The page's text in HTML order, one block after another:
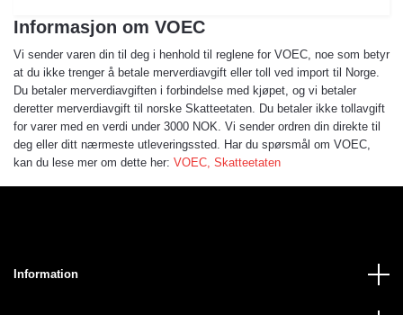
Informasjon om VOEC
Vi sender varen din til deg i henhold til reglene for VOEC, noe som betyr
at du ikke trenger å betale merverdiavgift eller toll ved import til Norge.
Du betaler merverdiavgiften i forbindelse med kjøpet, og vi betaler
deretter merverdiavgift til norske Skatteetaten. Du betaler ikke tollavgift
for varer med en verdi under 3000 NOK. Vi sender ordren din direkte til
deg eller ditt nærmeste utleveringssted. Har du spørsmål om VOEC,
kan du lese mer om dette her: VOEC, Skatteetaten
Information